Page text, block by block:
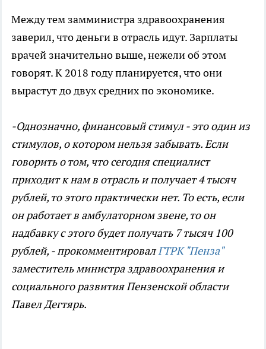
Между тем замминистра здравоохранения
заверил, что деньги в отрасль идут. Зарплаты
врачей значительно выше, нежели об этом
говорят. К 2018 году планируется, что они
вырастут до двух средних по экономике.
-Однозначно, финансовый стимул - это один из
стимулов, о котором нельзя забывать. Если
говорить о том, что сегодня специалист
приходит к нам в отрасль и получает 4 тысяч
рублей, то этого практически нет. То есть, если
он работает в амбулаторном звене, то он
надбавку с этого будет получать 7 тысяч 100
рублей, - прокомментировалГТРК "Пенза"
заместитель министра здравоохранения и
социального развития Пензенской области
Павел Дегтярь.